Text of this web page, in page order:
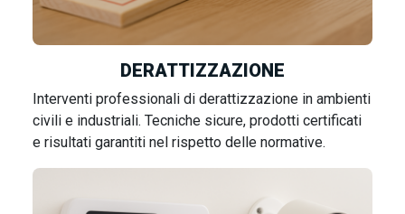
DERATTIZZAZIONE
Interventi professionali di derattizzazione in ambienti
civili e industriali. Tecniche sicure, prodotti certificati
e risultati garantiti nel rispetto delle normative.